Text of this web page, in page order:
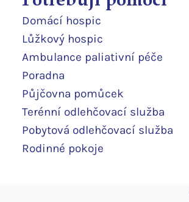
Domácí hospic
Lůžkový hospic
Ambulance paliativní péče
Poradna
Půjčovna pomůcek
Terénní odlehčovací služba
Pobytová odlehčovací služba
Rodinné pokoje